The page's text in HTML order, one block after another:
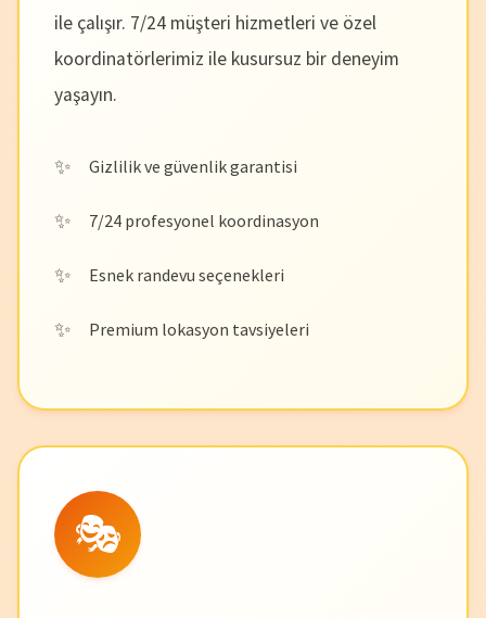
ile çalışır. 7/24 müşteri hizmetleri ve özel
koordinatörlerimiz ile kusursuz bir deneyim
yaşayın.
Gizlilik ve güvenlik garantisi
7/24 profesyonel koordinasyon
Esnek randevu seçenekleri
Premium lokasyon tavsiyeleri
🎭